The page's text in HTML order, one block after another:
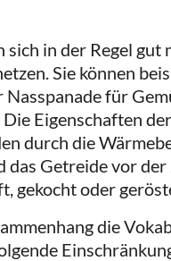
sich in der Regel gut
Sie können
für
Eigenschaften
durch die
das Getreide vor
gekocht oder
die